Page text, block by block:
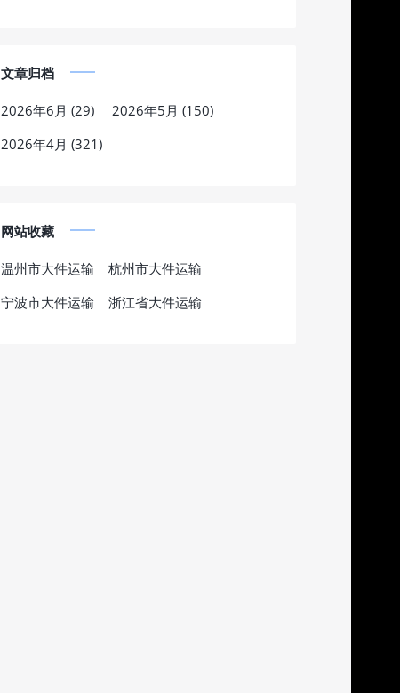
文章归档
2026年6月 (29)
2026年5月 (150)
2026年4月 (321)
网站收藏
温州市大件运输
杭州市大件运输
宁波市大件运输
浙江省大件运输